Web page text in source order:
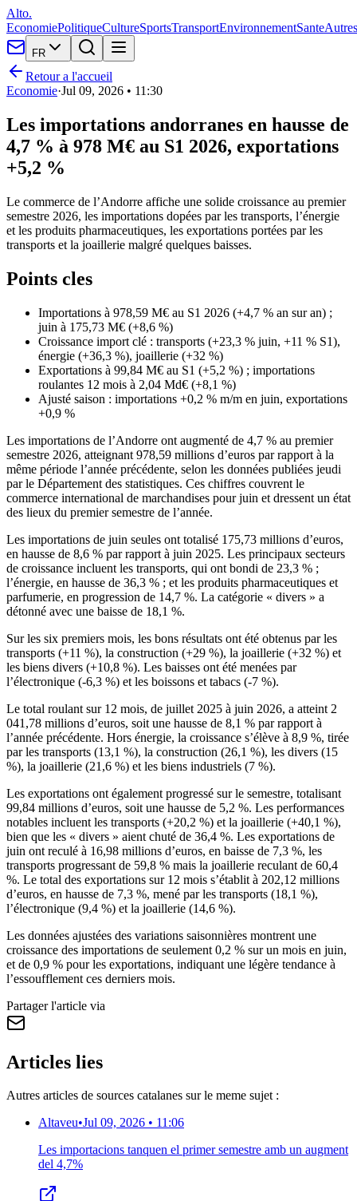
Alto.
EconomiePolitiqueCultureSportsTransportEnvironnementSanteAutres
FR
Retour a l'accueil
Economie·Jul 09, 2026 • 11:30
Les importations andorranes en hausse de
4,7 % à 978 M€ au S1 2026, exportations
+5,2 %
Le commerce de l’Andorre affiche une solide croissance au premier
semestre 2026, les importations dopées par les transports, l’énergie
et les produits pharmaceutiques, les exportations portées par les
transports et la joaillerie malgré quelques baisses.
Points cles
Importations à 978,59 M€ au S1 2026 (+4,7 % an sur an) ;
juin à 175,73 M€ (+8,6 %)
Croissance import clé : transports (+23,3 % juin, +11 % S1),
énergie (+36,3 %), joaillerie (+32 %)
Exportations à 99,84 M€ au S1 (+5,2 %) ; importations
roulantes 12 mois à 2,04 Md€ (+8,1 %)
Ajusté saison : importations +0,2 % m/m en juin, exportations
+0,9 %
Les importations de l’Andorre ont augmenté de 4,7 % au premier
semestre 2026, atteignant 978,59 millions d’euros par rapport à la
même période l’année précédente, selon les données publiées jeudi
par le Département des statistiques. Ces chiffres couvrent le
commerce international de marchandises pour juin et dressent un état
des lieux du premier semestre de l’année.
Les importations de juin seules ont totalisé 175,73 millions d’euros,
en hausse de 8,6 % par rapport à juin 2025. Les principaux secteurs
de croissance incluent les transports, qui ont bondi de 23,3 % ;
l’énergie, en hausse de 36,3 % ; et les produits pharmaceutiques et
parfumerie, en progression de 14,7 %. La catégorie « divers » a
détonné avec une baisse de 18,1 %.
Sur les six premiers mois, les bons résultats ont été obtenus par les
transports (+11 %), la construction (+29 %), la joaillerie (+32 %) et
les biens divers (+10,8 %). Les baisses ont été menées par
l’électronique (-6,3 %) et les boissons et tabacs (-7 %).
Le total roulant sur 12 mois, de juillet 2025 à juin 2026, a atteint 2
041,78 millions d’euros, soit une hausse de 8,1 % par rapport à
l’année précédente. Hors énergie, la croissance s’élève à 8,9 %, tirée
par les transports (13,1 %), la construction (26,1 %), les divers (15
%), la joaillerie (21,6 %) et les biens industriels (7 %).
Les exportations ont également progressé sur le semestre, totalisant
99,84 millions d’euros, soit une hausse de 5,2 %. Les performances
notables incluent les transports (+20,2 %) et la joaillerie (+40,1 %),
bien que les « divers » aient chuté de 36,4 %. Les exportations de
juin ont reculé à 16,98 millions d’euros, en baisse de 7,3 %, les
transports progressant de 59,8 % mais la joaillerie reculant de 60,4
%. Le total des exportations sur 12 mois s’établit à 202,12 millions
d’euros, en hausse de 7,3 %, mené par les transports (18,1 %),
l’électronique (9,4 %) et la joaillerie (14,6 %).
Les données ajustées des variations saisonnières montrent une
croissance des importations de seulement 0,2 % sur un mois en juin,
et de 0,9 % pour les exportations, indiquant une légère tendance à
l’essoufflement ces derniers mois.
Partager l'article via
Articles lies
Autres articles de sources catalanes sur le meme sujet :
Altaveu•Jul 09, 2026 • 11:06
Les importacions tanquen el primer semestre amb un augment
del 4,7%